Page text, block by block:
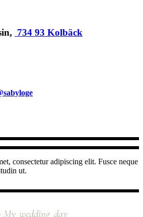
734 93 Kolbäck
consectetur adipiscing elit. Fusce neque
ut.
My_wedding_day